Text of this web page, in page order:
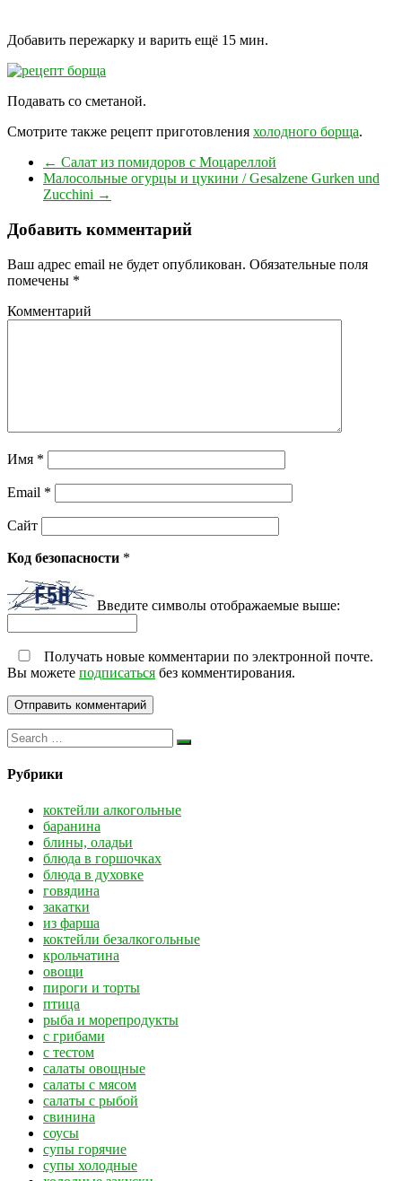
Добавить пережарку и варить ещё 15 мин.
Подавать со сметаной.
Смотрите также рецепт приготовления холодного борща.
← Салат из помидоров с Моцареллой
Малосольные огурцы и цукини / Gesalzene Gurken und
Zucchini →
Добавить комментарий
Ваш адрес email не будет опубликован. Обязательные поля
помечены *
Комментарий
Имя *
Email *
Сайт
Код безопасности *
Введите символы отображаемые выше:
Получать новые комментарии по электронной почте.
Вы можете подписаться без комментирования.
Рубрики
коктейли алкогольные
баранина
блины, оладьи
блюда в горшочках
блюда в духовке
говядина
закатки
из фарша
коктейли безалкогольные
крольчатина
овощи
пироги и торты
птица
рыба и морепродукты
с грибами
с тестом
салаты овощные
салаты с мясом
салаты с рыбой
свинина
соусы
супы горячие
супы холодные